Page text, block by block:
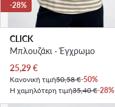
-28%
CLICK
Μπλουζάκι · Έγχρωμο
Τρέχουσα τιμή
25,29€
Κανονική τιμή50,58 €-50%
Η χαμηλότερη τιμή35,40 €-28%